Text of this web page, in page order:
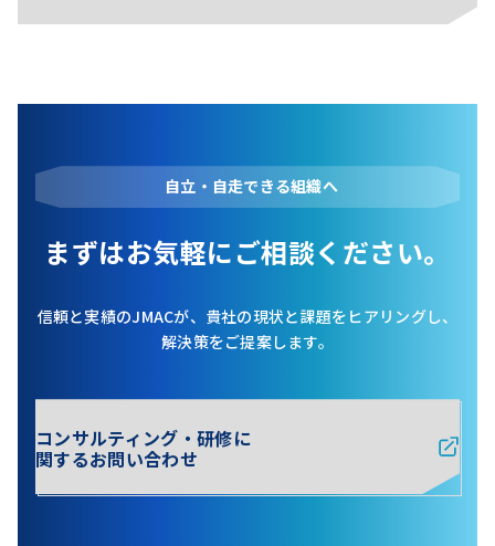
まずはお気軽にご相談ください。
自立・自走できる組織へ
信頼と実績のJMACが、貴社の現状と課題をヒアリングし、
解決策をご提案します。
コンサルティング・研修に
関するお問い合わせ